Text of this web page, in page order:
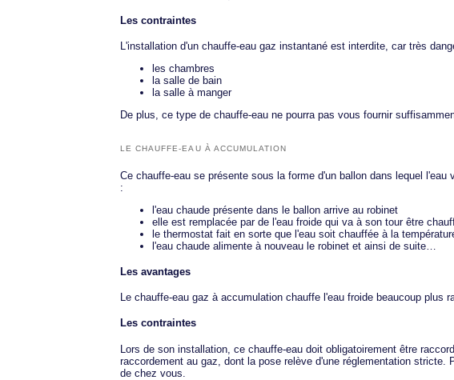
Les contraintes
L'installation d'un chauffe-eau gaz instantané est interdite, car très
les chambres
la salle de bain
la salle à manger
De plus, ce type de chauffe-eau ne pourra pas vous fournir
LE CHAUFFE-EAU À ACCUMULATION
Ce chauffe-eau se présente sous la forme d'un ballon dans lequel
:
l'eau chaude présente dans le ballon arrive au robinet
elle est remplacée par de l'eau froide qui va à son tour être
le thermostat fait en sorte que l'eau soit chauffée à la
l'eau chaude alimente à nouveau le robinet et ainsi de suite…
Les avantages
Le chauffe-eau gaz à accumulation chauffe l'eau froide beaucoup plus
Les contraintes
Lors de son installation, ce chauffe-eau doit obligatoirement être
raccordement au gaz, dont la pose relève d'une réglementation stricte.
de chez vous.